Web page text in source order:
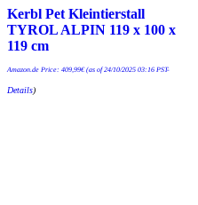
Kerbl Pet Kleintierstall
TYROL ALPIN 119 x 100 x
119 cm
Amazon.de Price: 409,99€(as of 24/10/2025 03:16 PST-
Details)